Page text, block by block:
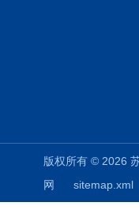
版权所有 © 2026
网
sitemap.xml